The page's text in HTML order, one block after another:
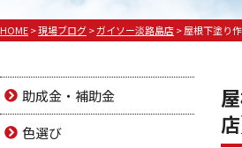
HOME>現場ブログ>ガイソー淡路島店>屋根下塗り
助成金・補助金
色選び